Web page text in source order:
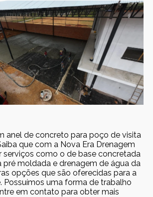
anel de concreto para poço de visita
que com a Nova Era Drenagem
serviços como o de base concretada
pré moldada e drenagem de água da
opções que são oferecidas para a
Possuímos uma forma de trabalho
em contato para obter mais